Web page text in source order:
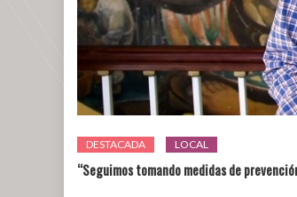
DESTACADA LOCAL
“Seguimos tomando medidas de